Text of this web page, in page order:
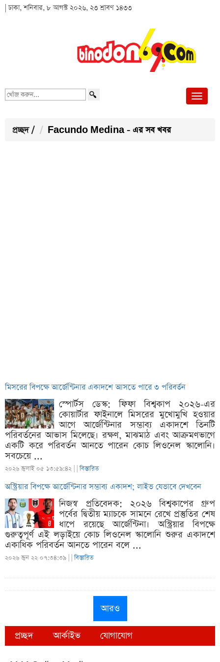
| ঢাকা, শনিবার, ৮ আগস্ট ২০২৬, ২৩ শ্রাবণ ১৪৩৩
খোঁজ
প্রচ্ছদ / Facundo Medina - এর সব খবর
মিসরের বিপক্ষে আর্জেন্টিনার একাদশে আসতে পারে ৩ পরিবর্তন
স্পোর্টস ডেস্ক: ফিফা বিশ্বকাপ ২০২৬-এর
কোয়ার্টার ফাইনালে মিসরের মুখোমুখি হওয়ার
আগে আর্জেন্টিনার সম্ভাব্য একাদশে তিনটি
পরিবর্তনের আভাস মিলেছে। রক্ষণ, মাঝমাঠ এবং আক্রমণভাগে
একটি করে পরিবর্তন আনতে পারেন কোচ লিওনেল স্কালোনি।
সবচেয়ে ...
২০২৬ জুলাই ০৫ ১৩:৫৯:৪২ | |বিস্তারিত
অস্ট্রিয়ার বিপক্ষে আর্জেন্টিনার সম্ভাব্য একাদশ; লাইভ যেভাবে দেখবেন
নিজস্ব প্রতিবেদক: ২০২৬ বিশ্বকাপের গ্রুপ
পর্বের দ্বিতীয় ম্যাচকে সামনে রেখে প্রস্তুতির শেষ
ধাপে রয়েছে আর্জেন্টিনা। অস্ট্রিয়ার বিপক্ষে
গুরুত্বপূর্ণ এই লড়াইয়ে কোচ লিওনেল স্কালোনি শুরুর একাদশে
একাধিক পরিবর্তন আনতে পারেন বলে ...
২০২৬ জুন ২২ ০৭:৩৪:৩৯ | |বিস্তারিত
আরও
প্রচ্ছদ আর্কাইভ যোগাযোগ